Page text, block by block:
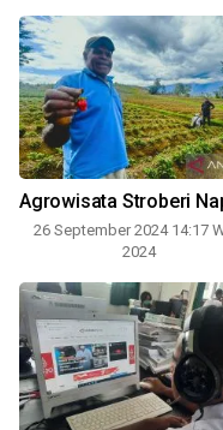
Agrowisata Stroberi
26 September 2024 14:17
2024